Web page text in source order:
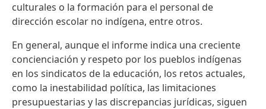
culturales o la formación para el personal de
dirección escolar no indígena, entre otros.
En general, aunque el informe indica una creciente
concienciación y respeto por los pueblos indígenas
en los sindicatos de la educación, los retos actuales,
como la inestabilidad política, las limitaciones
presupuestarias y las discrepancias jurídicas, siguen